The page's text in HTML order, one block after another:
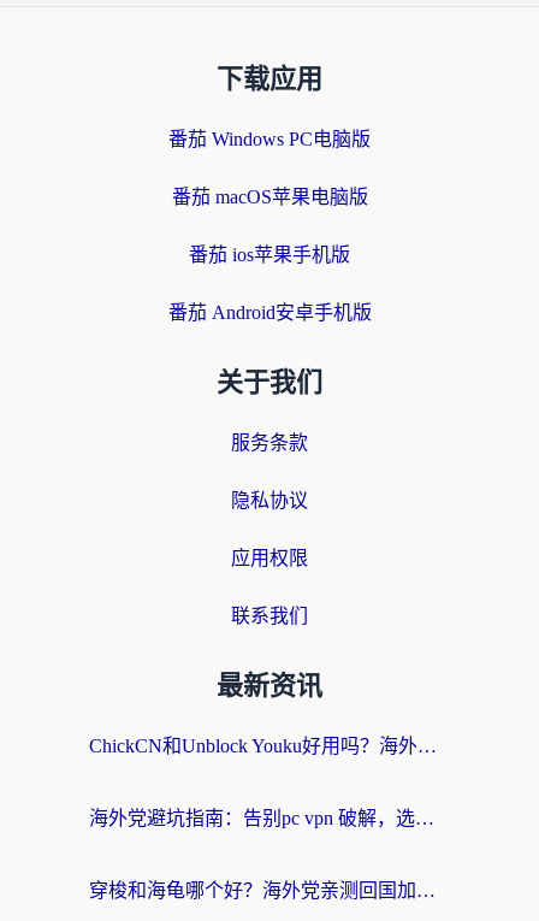
下载应用
番茄 Windows PC电脑版
番茄 macOS苹果电脑版
番茄 ios苹果手机版
番茄 Android安卓手机版
关于我们
服务条款
隐私协议
应用权限
联系我们
最新资讯
ChickCN和Unblock Youku好用吗？海外党亲测3款回国加速器，附iOS免费选择指南
海外党避坑指南：告别pc vpn 破解，选对回国加速器轻松访问国内资源
穿梭和海龟哪个好？海外党亲测回国加速器，附电脑免费VPN推荐